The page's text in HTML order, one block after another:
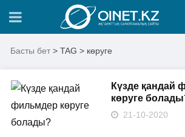
Басты бет > TAG > көруге
Күзде қандай
көруге
21-10-2020